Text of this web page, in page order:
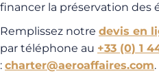
financer la préservation des
Remplissez notre devis en
par téléphone au +33 (0) 1
: charter@aeroaffaires.com.